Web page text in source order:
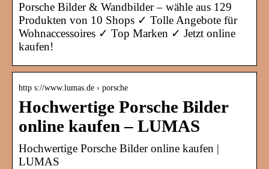
Porsche Bilder & Wandbilder – wähle aus 129
Produkten von 10 Shops ✓ Tolle Angebote für
Wohnaccessoires ✓ Top Marken ✓ Jetzt online
kaufen!
http s://www.lumas.de › porsche
Hochwertige Porsche Bilder
online kaufen – LUMAS
Hochwertige Porsche Bilder online kaufen |
LUMAS